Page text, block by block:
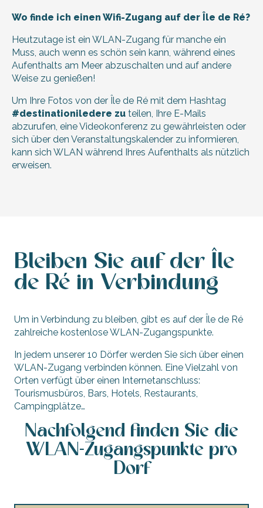
Wo finde ich einen Wifi-Zugang auf der Île de Ré?
Heutzutage ist ein WLAN-Zugang für manche ein
Muss, auch wenn es schön sein kann, während eines
Aufenthalts am Meer abzuschalten und auf andere
Weise zu genießen!
Um Ihre Fotos von der Île de Ré mit dem Hashtag
#destinationiledere zu teilen, Ihre E-Mails
abzurufen, eine Videokonferenz zu gewährleisten oder
sich über den Veranstaltungskalender zu informieren,
kann sich WLAN während Ihres Aufenthalts als nützlich
erweisen.
Bleiben Sie auf der Île
de Ré in Verbindung
Um in Verbindung zu bleiben, gibt es auf der Île de Ré
zahlreiche kostenlose WLAN-Zugangspunkte.
In jedem unserer 10 Dörfer werden Sie sich über einen
WLAN-Zugang verbinden können. Eine Vielzahl von
Orten verfügt über einen Internetanschluss:
Tourismusbüros, Bars, Hotels, Restaurants,
Campingplätze…
Nachfolgend finden Sie die
WLAN-Zugangspunkte pro
Dorf